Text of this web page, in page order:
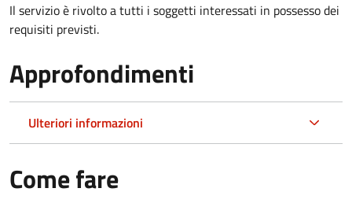
Il servizio è rivolto a tutti i soggetti interessati in possesso dei
requisiti previsti.
Approfondimenti
Ulteriori informazioni
Come fare